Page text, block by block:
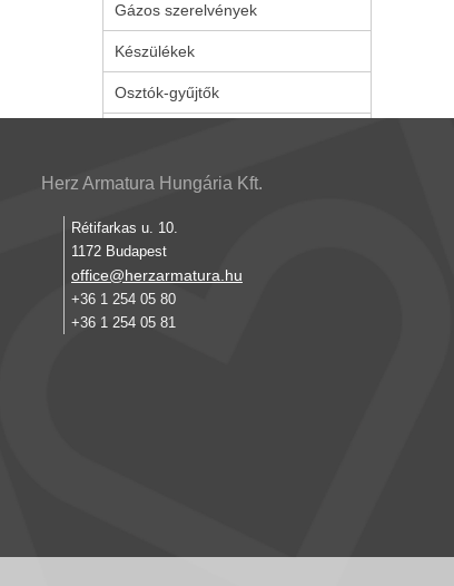
Gázos szerelvények
Készülékek
Osztók-gyűjtők
Herz Armatura Hungária Kft.
Rétifarkas u. 10.
1172 Budapest
office@herzarmatura.hu
+36 1 254 05 80
+36 1 254 05 81